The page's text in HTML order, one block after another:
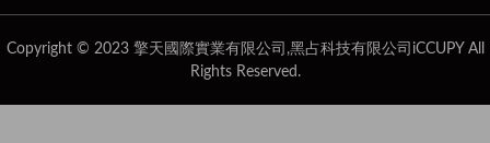
Copyright © 2023 擎天國際實業有限公司,黑占科技有限公司iCCUPY All
Rights Reserved.